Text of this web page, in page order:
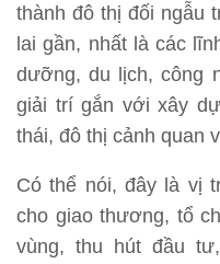
thành đô thị đối ngẫu
lai gần, nhất là các
dưỡng, du lịch, công
giải trí gắn với xây
thái, đô thị cảnh quan
Có thể nói, đây là vị
cho giao thương, tổ
vùng, thu hút đầu